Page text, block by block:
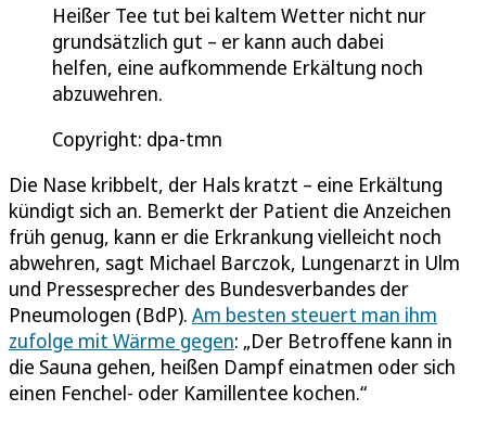
Heißer Tee tut bei kaltem Wetter nicht nur
grundsätzlich gut – er kann auch dabei
helfen, eine aufkommende Erkältung noch
abzuwehren.
Copyright: dpa-tmn
Die Nase kribbelt, der Hals kratzt – eine Erkältung
kündigt sich an. Bemerkt der Patient die Anzeichen
früh genug, kann er die Erkrankung vielleicht noch
abwehren, sagt Michael Barczok, Lungenarzt in Ulm
und Pressesprecher des Bundesverbandes der
Pneumologen (BdP). Am besten steuert man ihm
zufolge mit Wärme gegen: „Der Betroffene kann in
die Sauna gehen, heißen Dampf einatmen oder sich
einen Fenchel- oder Kamillentee kochen.“